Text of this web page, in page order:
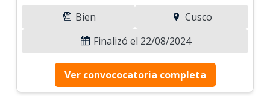
Bien
Cusco
Finalizó el 22/08/2024
Ver convococatoria completa